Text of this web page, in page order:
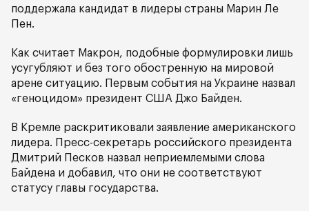
поддержала кандидат в лидеры страны Марин Ле
Пен.
Как считает Макрон, подобные формулировки лишь
усугубляют и без того обостренную на мировой
арене ситуацию. Первым события на Украине назвал
«геноцидом» президент США Джо Байден.
В Кремле раскритиковали заявление американского
лидера. Пресс-секретарь российского президента
Дмитрий Песков назвал неприемлемыми слова
Байдена и добавил, что они не соответствуют
статусу главы государства.